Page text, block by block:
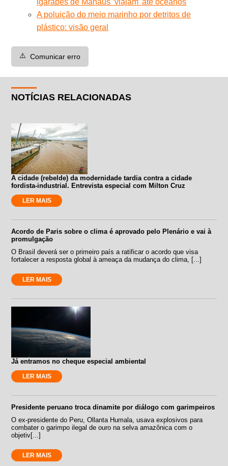
A poluição do meio marinho por detritos de
plástico: visão geral
⚠️ Comunicar erro
NOTÍCIAS RELACIONADAS
A cidade (rebelde) da modernidade tardia contra a cidade
fordista-industrial. Entrevista especial com Milton Cruz
LER MAIS
Acordo de Paris sobre o clima é aprovado pelo Plenário e vai à
promulgação
O Brasil deverá ser o primeiro país a ratificar o acordo que visa
fortalecer a resposta global à ameaça da mudança do clima, [...]
LER MAIS
Já entramos no cheque especial ambiental
LER MAIS
Presidente peruano troca dinamite por diálogo com garimpeiros
O ex-presidente do Peru, Ollanta Humala, usava explosivos para
combater o garimpo ilegal de ouro na selva amazônica com o
objetiv[...]
LER MAIS